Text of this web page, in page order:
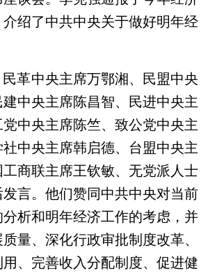
绍了中共中央关于做好明年经
革中央主席万鄂湘、民盟中央
中央主席陈昌智、民进中央主
中央主席陈竺、致公党中央主
中央主席韩启德、台盟中央主
商联主席王钦敏、无党派人士
言。他们赞同中共中央对当前
析和明年经济工作的考虑，并
量、深化行政审批制度改革、
、完善收入分配制度、促进健